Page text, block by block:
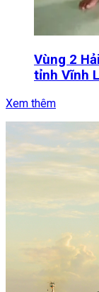
Vùng 2
tỉnh Vĩnh
Xem thêm